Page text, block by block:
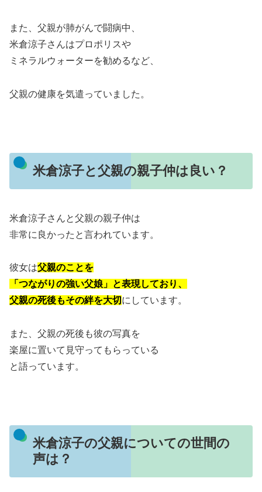
また、父親が肺がんで闘病中、
米倉涼子さんはプロポリスや
ミネラルウォーターを勧めるなど、
父親の健康を気遣っていました。
米倉涼子と父親の親子仲は良い？
米倉涼子さんと父親の親子仲は
非常に良かったと言われています。
彼女は父親のことを
「つながりの強い父娘」と表現しており、
父親の死後もその絆を大切にしています。
また、父親の死後も彼の写真を
楽屋に置いて見守ってもらっている
と語っています。
米倉涼子の父親についての世間の
声は？